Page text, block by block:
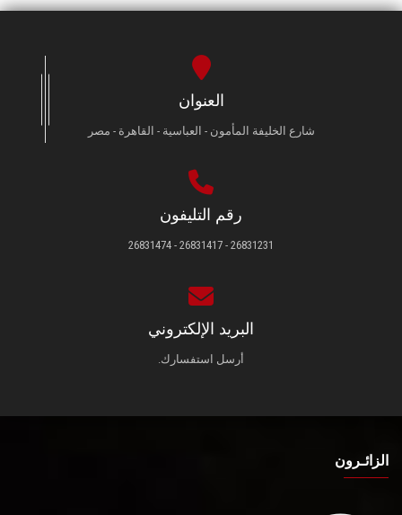
العنوان
شارع الخليفة المأمون - العباسية - القاهرة - مصر
رقم التليفون
26831231 - 26831417 - 26831474
البريد الإلكتروني
أرسل استفسارك.
الزائـرون